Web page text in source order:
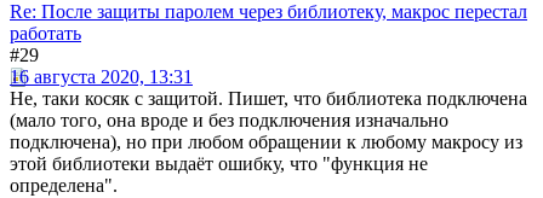
Re: После защиты паролем через библиотеку, макрос перестал
работать
#29
16 августа 2020, 13:31
Не, таки косяк с защитой. Пишет, что библиотека подключена
(мало того, она вроде и без подключения изначально
подключена), но при любом обращении к любому макросу из
этой библиотеки выдаёт ошибку, что "функция не
определена".